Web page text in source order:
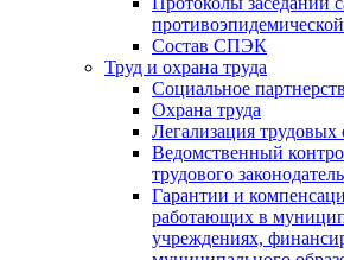
Состав СПЭК
Труд и охрана труда
Социальное
Охрана труда
Легализация
Ведомственный
трудового
Гарантии и
работающих в
учреждениях,